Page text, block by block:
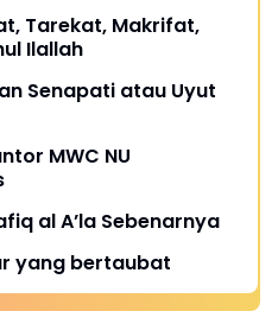
Tarekat, Makrifat,
Ilallah
Senapati atau Uyut
MWC NU
al A’la Sebenarnya
yang bertaubat